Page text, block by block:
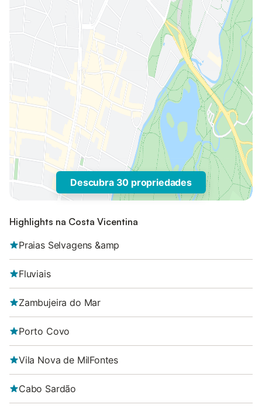
Descubra 30 propriedades
Highlights na Costa Vicentina
Praias Selvagens &amp
Fluviais
Zambujeira do Mar
Porto Covo
Vila Nova de MilFontes
Cabo Sardão